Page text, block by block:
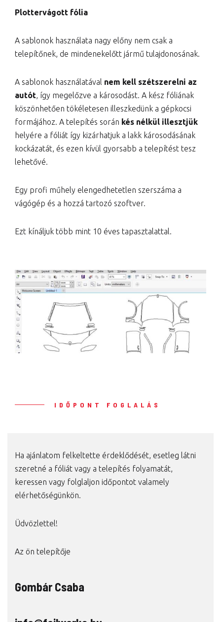
Plottervágott fólia
A sablonok használata nagy előny nem csak a
telepítőnek, de mindenekelőtt jármű tulajdonosának.
A sablonok használatával nem kell szétszerelni az
autót, így megelőzve a károsodást. A kész fóliának
köszönhetően tökéletesen illeszkedünk a gépkocsi
formájához. A telepítés során kés nélkül illesztjük
helyére a fóliát így kizárhatjuk a lakk károsodásának
kockázatát, és ezen kívül gyorsabb a telepítést tesz
lehetővé.
Egy profi műhely elengedhetetlen szerszáma a
vágógép és a hozzá tartozó szoftver.
Ezt kínáljuk több mint 10 éves tapasztalattal.
IDŐPONT FOGLALÁS
Ha ajánlatom felkeltette érdeklődését, esetleg látni
szeretné a fóliát vagy a telepítés folyamatát,
keressen vagy folglaljon időpontot valamely
elérhetőségünkön.
Üdvözlettel!
Az ön telepítője
Gombár Csaba